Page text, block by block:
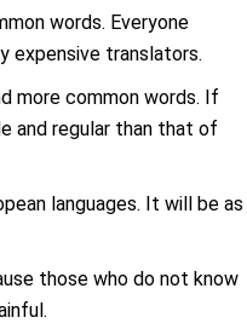
words. Everyone
expensive translators.
more common words. If
and regular than that of
languages. It will be as
those who do not know